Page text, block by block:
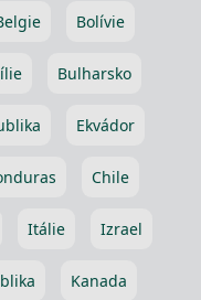
Bolívie
Bulharsko
Ekvádor
Chile
Itálie Izrael
Kanada